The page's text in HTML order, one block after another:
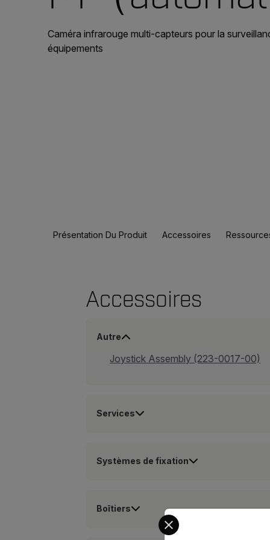
Caméra infrarouge multi-capteurs pour la
équipements
Présentation Du Produit Accessoires
Accessoires
Autre
Joystick Assembly (223-0017-00)
Services
Systèmes de fixation
Boîtiers
Select your preferred